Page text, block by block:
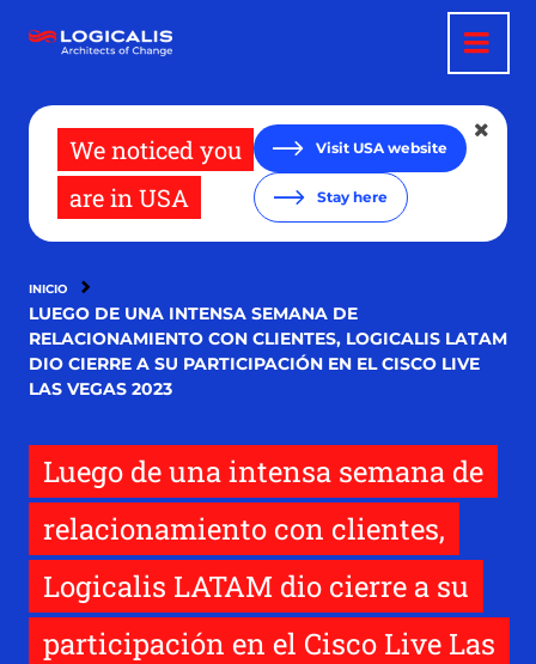
contenido
We noticed you
are in USA
Visit USA website
Stay here
INICIO
LUEGO DE UNA INTENSA SEMANA DE
RELACIONAMIENTO CON CLIENTES, LOGICALIS LATAM
DIO CIERRE A SU PARTICIPACIÓN EN EL CISCO LIVE
LAS VEGAS 2023
Luego de una intensa semana de
relacionamiento con clientes,
Logicalis LATAM dio cierre a su
participación en el Cisco Live Las